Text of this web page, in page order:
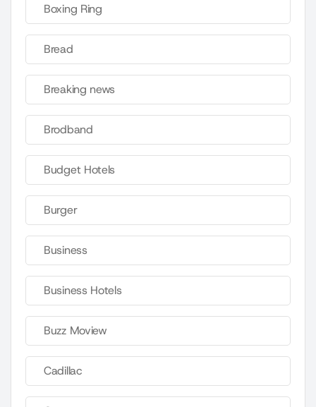
Boxing Ring
Bread
Breaking news
Brodband
Budget Hotels
Burger
Business
Business Hotels
Buzz Moview
Cadillac